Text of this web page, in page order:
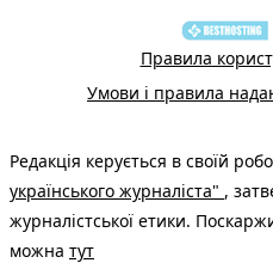
Правила
Умови і правила
Редакція керується в своїй
українського журналіста" ,
журналістської етики.
можна тут